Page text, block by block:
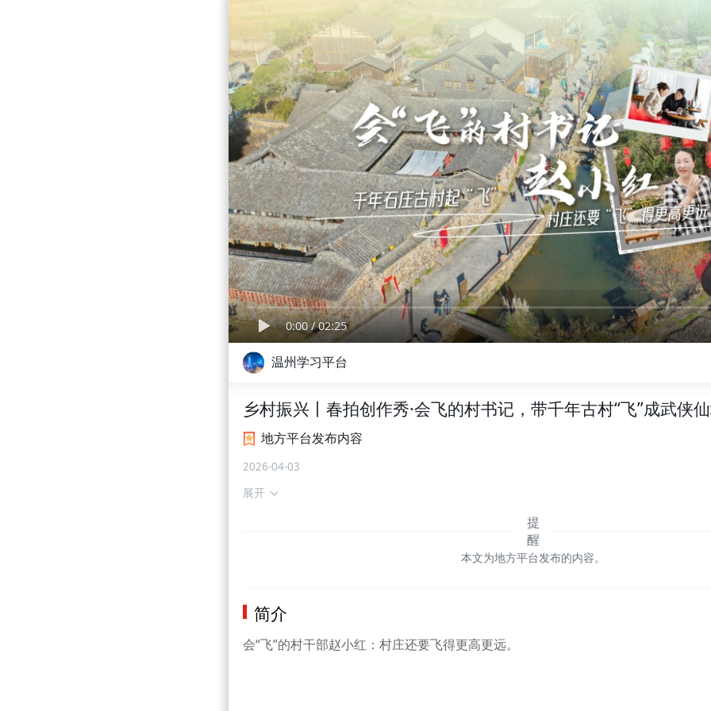
0:00/02:25
温州学习平台
乡村振兴丨春拍创作秀·会飞的村书记，带千年古村“飞”成武侠
地方平台发布内容
2026-04-03
展开
本文为地方平台发布的内容。
简介
会“飞”的村干部赵小红：村庄还要飞得更高更远。